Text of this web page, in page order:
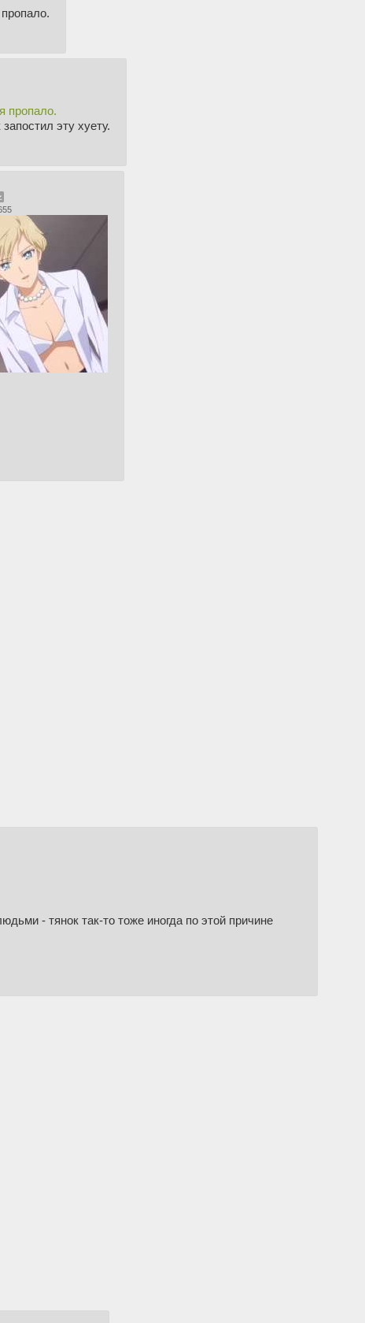
пропало.
эту хуету.
- тянок так-то тоже иногда по этой причине